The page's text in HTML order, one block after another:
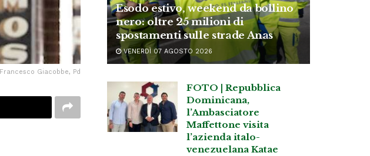
Francesco Giacobbe, Pd
Esodo estivo, weekend da bollino
nero: oltre 25 milioni di
spostamenti sulle strade Anas
VENERDÌ 07 AGOSTO 2026
FOTO | Repubblica
Dominicana,
l’Ambasciatore
Maffettone visita
l’azienda italo-
venezuelana Katae